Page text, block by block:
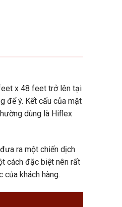
x 48 feet trở lên tại
để ý. Kết cấu của mặt
dùng là Hiflex
ra một chiến dịch
cách đặc biệt nên rất
khách hàng.